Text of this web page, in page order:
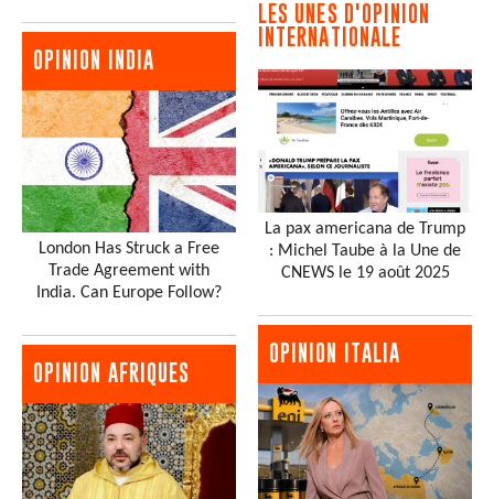
OPINION INDIA
London Has Struck a Free
Trade Agreement with
India. Can Europe Follow?
OPINION AFRIQUES
LES UNES D'OPINION
INTERNATIONALE
La pax americana de Trump
: Michel Taube à la Une de
CNEWS le 19 août 2025
OPINION ITALIA